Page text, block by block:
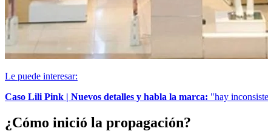
Le puede interesar:
Caso Lili Pink | Nuevos detalles y habla la marca: "hay
¿Cómo inició la propagación?